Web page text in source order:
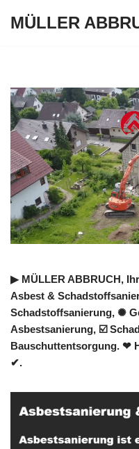
MÜLLER
▶︎ MÜLLER ABBRUCH,
Asbest &
Schadstoffsanierung, ✺
Asbestsanierung, ☑️
Bauschuttentsorgung. ❤
✔.